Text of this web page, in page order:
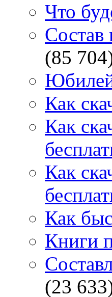
Что
Состав
(85
Как
Как
Как
Как
Книги
(23